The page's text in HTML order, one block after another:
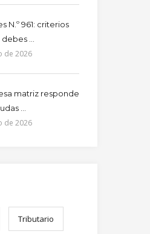
N.º 961: criterios
...
de 2026
matriz responde
...
de 2026
Tributario